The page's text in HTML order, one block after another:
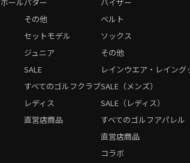
レディス
直営店商品
その他
セットモデル
ジュニア
SALE
すべてのゴルフクラブ
直営店商品
コラボ
ベルト
ソックス
その他
レインウエア・レイング
SALE（メンズ）
SALE（レディス）
すべてのゴルフアパレル